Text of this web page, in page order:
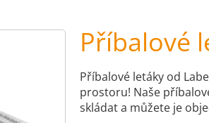
Příbalové
Příbalové letáky od
prostoru! Naše
skládat a můžete je